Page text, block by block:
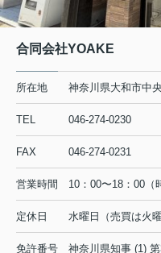
合同会社YOAKE
所在地 神奈川県大和市中
TEL 046-274-0230
FAX 046-274-0231
営業時間 10：00〜18：00（
定休日 水曜日（売買は火
免許番号 神奈川県知事 (1)